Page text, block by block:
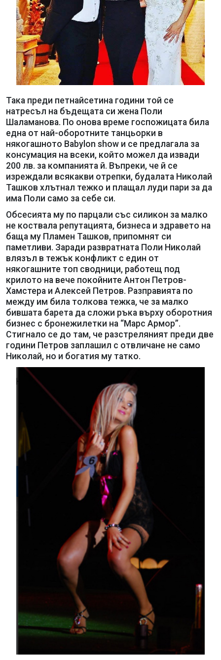
Така преди петнайсетина години той се
натресъл на бъдещата си жена Поли
Шаламанова. По онова време госпожицата била
една от най-оборотните танцьорки в
някогашното Babylon show и се предлагала за
консумация на всеки, който можел да извади
200 лв. за компанията й. Въпреки, че й се
изреждали всякакви отрепки, будалата Николай
Ташков хлътнал тежко и плащал луди пари за да
има Поли само за себе си.
Обсесията му по парцали със силикон за малко
не коствала репутацията, бизнеса и здравето на
баща му Пламен Ташков, припомнят си
паметливи. Заради развратната Поли Николай
влязъл в тежък конфликт с един от
някогашните топ сводници, работещ под
крилото на вече покойните Антон Петров-
Хамстера и Алексей Петров. Разправията по
между им била толкова тежка, че за малко
бившата барета да сложи ръка върху оборотния
бизнес с бронежилетки на “Марс Армор”.
Стигнало се до там, че разстреляният преди две
години Петров заплашил с отвличане не само
Николай, но и богатия му татко.